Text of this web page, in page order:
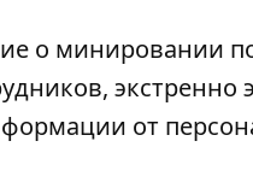
о минировании
от